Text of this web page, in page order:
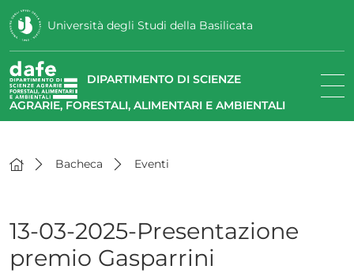
Università degli Studi della Basilicata
DIPARTIMENTO DI SCIENZE
AGRARIE, FORESTALI, ALIMENTARI E AMBIENTALI
Bacheca Eventi
13-03-2025-Presentazione
premio Gasparrini